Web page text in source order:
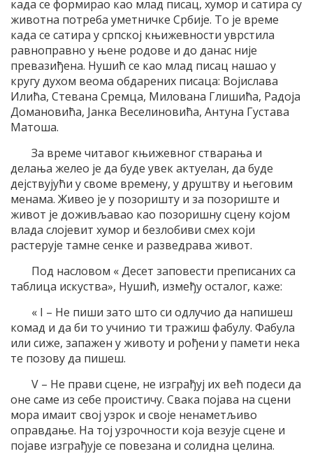
када се формирао као млад писац, хумор и сатира су
животна потреба уметничке Србије. То је време
када се сатира у српској књижевности уврстила
равноправно у њене родове и до данас није
превазиђена. Нушић се као млад писац нашао у
кругу духом веома обдарених писаца: Војислава
Илића, Стевана Сремца, Милована Глишића, Радоја
Домановића, Јанка Веселиновића, Антуна Густава
Матоша.
За време читавог књижевног стварања и
делања желео је да буде увек актуелан, да буде
дејствујући у своме времену, у друштву и његовим
менама. Живео је у позоришту и за позориште и
живот је доживљавао као позоришну сцену којом
влада слојевит хумор и безлобиви смех који
растерује тамне сенке и разведрава живот.
Под насловом « Десет заповести преписаних са
таблица искуства», Нушић, између осталог, каже:
« I – Не пиши зато што си одлучио да напишеш
комад и да би то учинио ти тражиш фабулу. Фабула
или сиже, запажен у животу и рођени у памети нека
те позову да пишеш.
V – Не прави сцене, не изграђуј их већ подеси да
оне саме из себе проистичу. Свака појава на сцени
мора имаит свој узрок и своје ненаметљиво
оправдање. На тој узрочности која везује сцене и
појаве изграђује се повезана и солидна целина.